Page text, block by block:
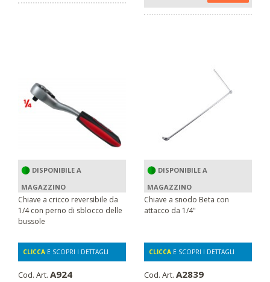
DISPONIBILE A
MAGAZZINO
Chiave a cricco reversibile da
1/4 con perno di sblocco delle
bussole
CLICCA E SCOPRI I DETTAGLI
Cod. Art. A924
DISPONIBILE A
MAGAZZINO
Chiave a snodo Beta con
attacco da 1/4"
CLICCA E SCOPRI I DETTAGLI
Cod. Art. A2839